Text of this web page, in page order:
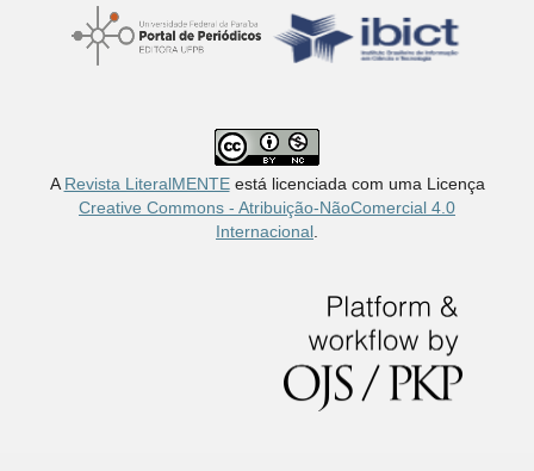
A Revista LiteralMENTEestá licenciada com uma Licença
Creative Commons - Atribuição-NãoComercial 4.0
Internacional